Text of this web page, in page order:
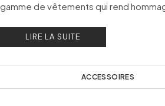
gamme de vêtements qui rend
automobile depuis ses débuts.
LIRE LA SUITE
ACCESSOIRES